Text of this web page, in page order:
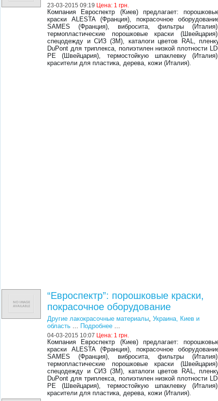
23-03-2015 09:19 Цена: 1 грн.
Компания Евроспектр (Киев) предлагает:
краски ALESTA (Франция), покрасочное
SAMES (Франция), вибросита, фильтры
термопластические порошковые краски
спецодежду и СИЗ (3М), каталоги цветов RAL,
DuPont для триплекса, полиэтилен низкой плотности
PE (Швейцария), термостойкую шпаклевку
красители для пластика, дерева, кожи (Италия).
“Евроспектр”: порошковые краски,
покрасочное оборудование
Другие лакокрасочные материалы,Украина, Киев и
область ... Подробнее ...
04-03-2015 10:07 Цена: 1 грн.
Компания Евроспектр (Киев) предлагает:
краски ALESTA (Франция), покрасочное
SAMES (Франция), вибросита, фильтры
термопластические порошковые краски
спецодежду и СИЗ (3М), каталоги цветов RAL,
DuPont для триплекса, полиэтилен низкой плотности
PE (Швейцария), термостойкую шпаклевку
красители для пластика, дерева, кожи (Италия).